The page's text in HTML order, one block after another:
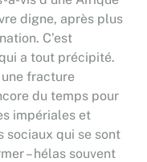
digne, après plus
C’est
a tout précipité.
fracture
du temps pour
impériales et
sociaux qui se sont
– hélas souvent